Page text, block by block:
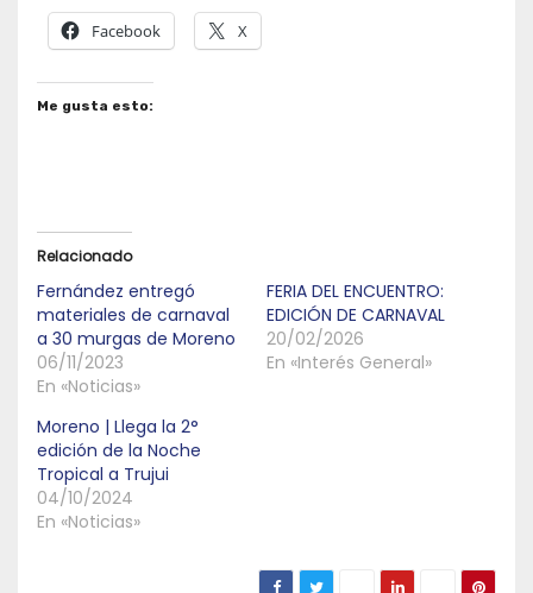
Facebook X
Me gusta esto:
Relacionado
Fernández entregó
materiales de carnaval
a 30 murgas de Moreno
06/11/2023
En «Noticias»
FERIA DEL ENCUENTRO:
EDICIÓN DE CARNAVAL
20/02/2026
En «Interés General»
Moreno | Llega la 2°
edición de la Noche
Tropical a Trujui
04/10/2024
En «Noticias»